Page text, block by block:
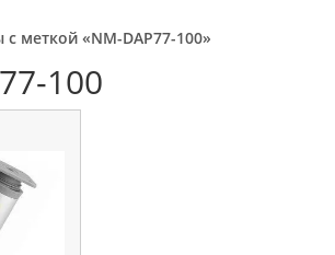
меткой «NM-DAP77-100»
100